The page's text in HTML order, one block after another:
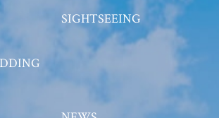
ス SIGHTSEEING周辺観光
フォトウェディング